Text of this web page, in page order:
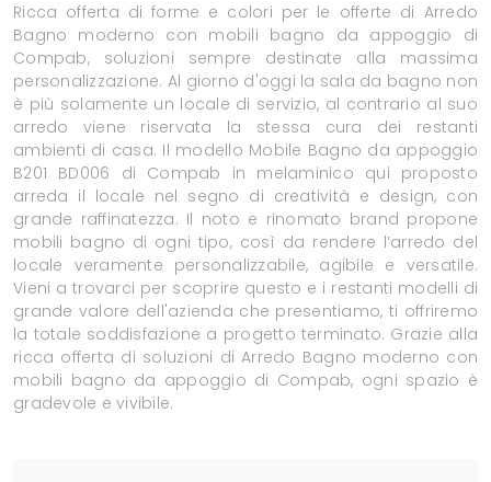
Ricca offerta di forme e colori per le offerte di Arredo
Bagno moderno con mobili bagno da appoggio di
Compab, soluzioni sempre destinate alla massima
personalizzazione. Al giorno d'oggi la sala da bagno non
è più solamente un locale di servizio, al contrario al suo
arredo viene riservata la stessa cura dei restanti
ambienti di casa. Il modello Mobile Bagno da appoggio
B201 BD006 di Compab in melaminico qui proposto
arreda il locale nel segno di creatività e design, con
grande raffinatezza. Il noto e rinomato brand propone
mobili bagno di ogni tipo, così da rendere l’arredo del
locale veramente personalizzabile, agibile e versatile.
Vieni a trovarci per scoprire questo e i restanti modelli di
grande valore dell'azienda che presentiamo, ti offriremo
la totale soddisfazione a progetto terminato. Grazie alla
ricca offerta di soluzioni di Arredo Bagno moderno con
mobili bagno da appoggio di Compab, ogni spazio è
gradevole e vivibile.